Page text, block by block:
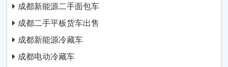
成都新能源二手面包车
成都二手平板货车出售
成都新能源冷藏车
成都电动冷藏车